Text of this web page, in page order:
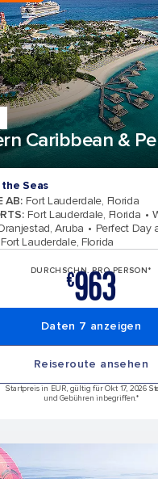
Caribbean &
Seas
AB: Fort Lauderdale, Florida
: Fort Lauderdale, Florida
Aruba
Perfect Day
Fort Lauderdale, Florida
DURCHSCHN. PRO PERSON*
€963
Daten 7 anzeigen
Reiseroute ansehen
Startpreis in EUR, gültig für Okt 17, 2026
und Gebühren inbegriffen.*